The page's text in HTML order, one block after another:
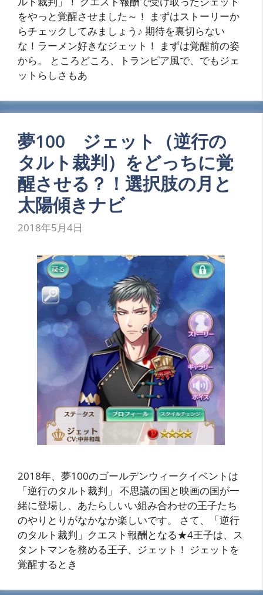
をやっと覚醒させました～！ まずはストーリーか
らチェックしてみましょう♪ 期待を裏切らない
な！ラーメン好きなジェット！ まずは覚醒前の姿
から。 ところどころ、トランピア風で、でもジェ
ットらしさもあ
夢100 ジェット（逆行の
タルト裁判）をどっちに覚
醒させる？！選択肢の月と
太陽傾きナビ
2018年5月4日
2018年、夢100のゴールデンウィークイベントは
「逆行のタルト裁判」 不思議の国と映画の国が一
緒に登場し、あたらしいい組み合わせの王子たち
のやりとりがなかなか楽しいです。 さて、「逆行
のタルト裁判」クエスト報酬となる★4王子は、ス
タントマンを務める王子、ジェット！ ジェットを
覚醒するとき